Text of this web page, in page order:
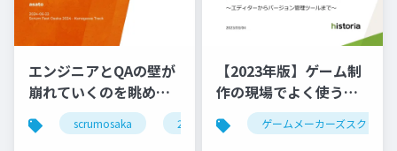
エンジニアとQAの壁が
崩れていくのを眺めて
いた #scrumosaka
scrumosaka 2024 scrum agile
【2023年版】ゲーム制
作の現場でよく使うツ
ールをまるっと紹介
ゲームメーカーズスクラン